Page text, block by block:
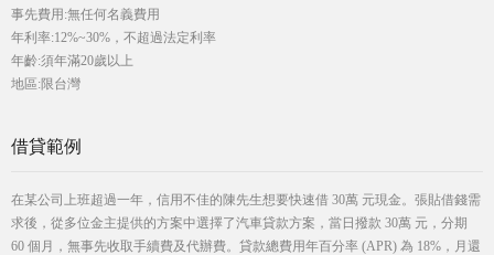
事先費用:無任何名義費用
年利率:12%~30%，不超過法定利率
年齡:須年滿20歲以上
地區:限台灣
借貸範例
在某公司上班超過一年，信用不佳的陳先生想要快速借 30萬 元現金。張貼借錢需
求後，從多位金主提供的方案中選擇了汽車貸款方案，當日撥款 30萬 元，分期
60 個月，無事先收取手續費及代辦費。貸款總費用年百分率 (APR) 為 18%，月還